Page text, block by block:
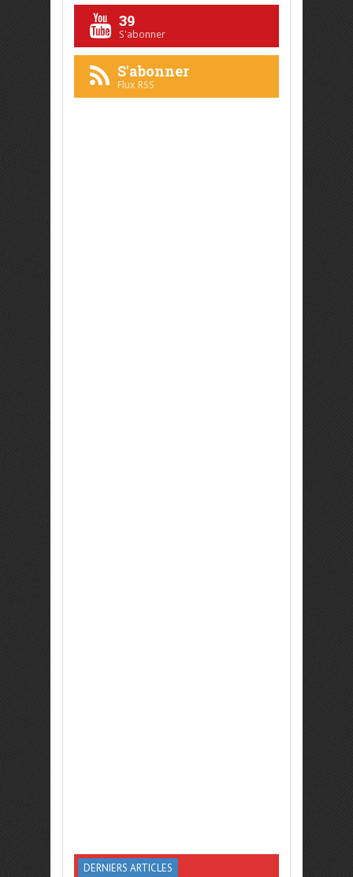
39
S'abonner
S'abonner
Flux RSS
DERNIERS ARTICLES